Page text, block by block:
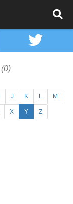
(0)
J K L M
X Y Z